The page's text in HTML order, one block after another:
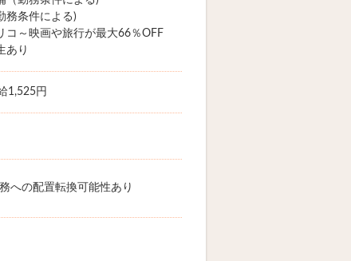
務条件による)
コ～映画や旅行が最大66％OFF
あり
1,525円
への配置転換可能性あり